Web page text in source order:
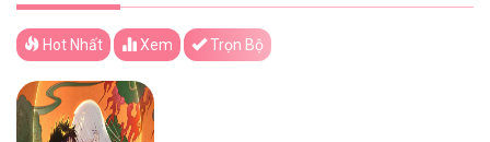
Hot Nhất Xem Trọn Bộ